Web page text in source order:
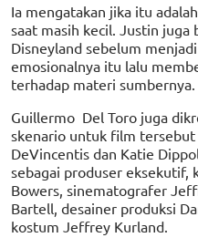
Ia mengatakan jika itu
saat masih kecil. Justin
Disneyland sebelum menjadi
emosionalnya itu lalu
terhadap materi sumbernya.
Guillermo Del Toro juga
skenario untuk film tersebut
DeVincentis dan Katie
sebagai produser eksekutif,
Bowers, sinematografer
Bartell, desainer produksi
kostum Jeffrey Kurland.